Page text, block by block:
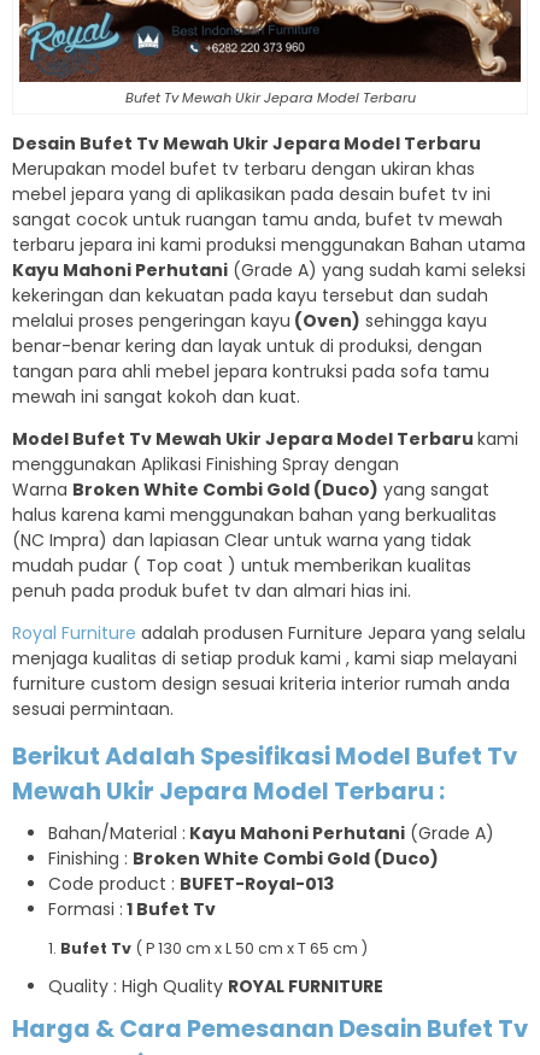
Bufet Tv Mewah Ukir Jepara Model Terbaru
Desain Bufet Tv Mewah Ukir Jepara Model Terbaru
Merupakan model bufet tv terbaru dengan ukiran khas
mebel jepara yang di aplikasikan pada desain bufet tv ini
sangat cocok untuk ruangan tamu anda, bufet tv mewah
terbaru jepara ini kami produksi menggunakan Bahan utama
Kayu Mahoni Perhutani (Grade A) yang sudah kami seleksi
kekeringan dan kekuatan pada kayu tersebut dan sudah
melalui proses pengeringan kayu (Oven) sehingga kayu
benar-benar kering dan layak untuk di produksi, dengan
tangan para ahli mebel jepara kontruksi pada sofa tamu
mewah ini sangat kokoh dan kuat.
Model Bufet Tv Mewah Ukir Jepara Model Terbaru kami
menggunakan Aplikasi Finishing Spray dengan
Warna Broken White Combi Gold (Duco) yang sangat
halus karena kami menggunakan bahan yang berkualitas
(NC Impra) dan lapiasan Clear untuk warna yang tidak
mudah pudar ( Top coat ) untuk memberikan kualitas
penuh pada produk bufet tv dan almari hias ini.
Royal Furniture adalah produsen Furniture Jepara yang selalu
menjaga kualitas di setiap produk kami , kami siap melayani
furniture custom design sesuai kriteria interior rumah anda
sesuai permintaan.
Berikut Adalah SpesifikasiModel Bufet Tv
Mewah Ukir Jepara Model Terbaru :
Bahan/Material : Kayu Mahoni Perhutani (Grade A)
Finishing : Broken White Combi Gold (Duco)
Code product : BUFET-Royal-013
Formasi : 1 Bufet Tv
Bufet Tv ( P 130 cm x L 50 cm x T 65 cm )
Quality : High Quality ROYAL FURNITURE
Harga & Cara Pemesanan Desain Bufet Tv